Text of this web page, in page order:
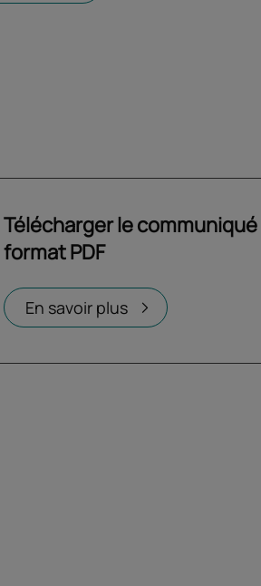
Télécharger le
format PDF
En savoir plus
Ouvrir dans un nouvel onglet